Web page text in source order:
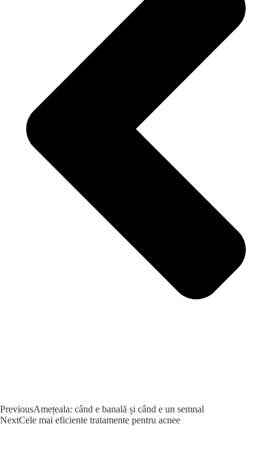
PreviousAmețeala: când e banală și când e un semnal
NextCele mai eficiente tratamente pentru acnee